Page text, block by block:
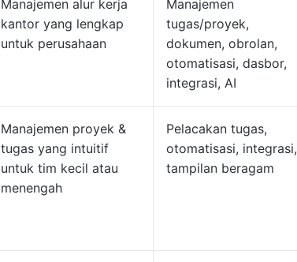
Manajemen alur kerja
kantor yang lengkap
untuk perusahaan
Manajemen
tugas/proyek,
dokumen, obrolan,
otomatisasi, dasbor,
integrasi, AI
Manajemen proyek &
tugas yang intuitif
untuk tim kecil atau
menengah
Pelacakan tugas,
otomatisasi, integrasi,
tampilan beragam